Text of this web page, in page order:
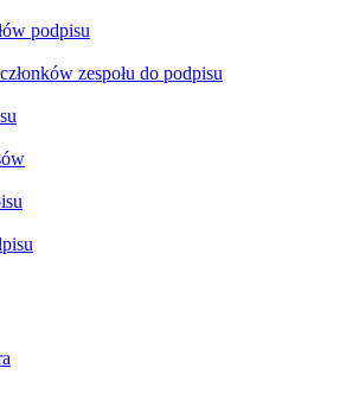
podpisu
zespołu do podpisu